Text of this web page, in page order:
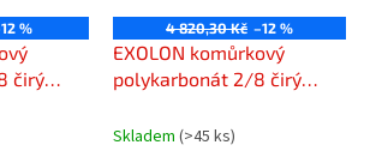
%
čirý
4 820,30 Kč –12 %
EXOLON komůrkový
polykarbonát 2/8 čirý
Skladem (>45 ks)